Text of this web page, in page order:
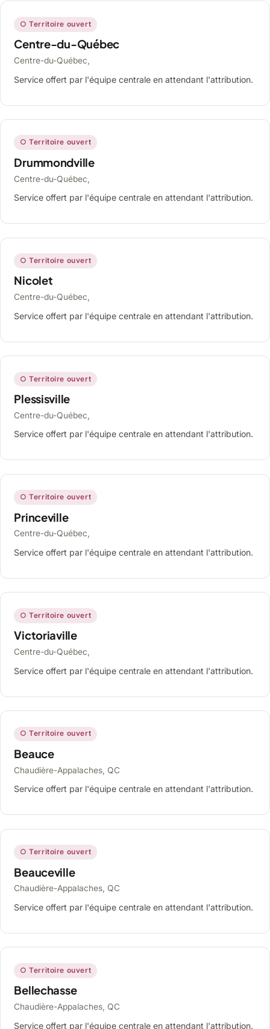
○ Territoire ouvert
Centre-du-Québec
Centre-du-Québec,
Service offert par l'équipe centrale en attendant l'attribution.
○ Territoire ouvert
Drummondville
Centre-du-Québec,
Service offert par l'équipe centrale en attendant l'attribution.
○ Territoire ouvert
Nicolet
Centre-du-Québec,
Service offert par l'équipe centrale en attendant l'attribution.
○ Territoire ouvert
Plessisville
Centre-du-Québec,
Service offert par l'équipe centrale en attendant l'attribution.
○ Territoire ouvert
Princeville
Centre-du-Québec,
Service offert par l'équipe centrale en attendant l'attribution.
○ Territoire ouvert
Victoriaville
Centre-du-Québec,
Service offert par l'équipe centrale en attendant l'attribution.
○ Territoire ouvert
Beauce
Chaudière-Appalaches, QC
Service offert par l'équipe centrale en attendant l'attribution.
○ Territoire ouvert
Beauceville
Chaudière-Appalaches, QC
Service offert par l'équipe centrale en attendant l'attribution.
○ Territoire ouvert
Bellechasse
Chaudière-Appalaches, QC
Service offert par l'équipe centrale en attendant l'attribution.